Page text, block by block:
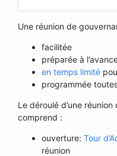
Une réunion de
facilitée
préparée à
en temps limité
programmée
Le déroulé d’une
comprend :
ouverture: Tour
réunion